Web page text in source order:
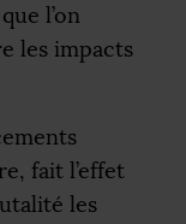
l’on
les impacts
fait l’effet
les